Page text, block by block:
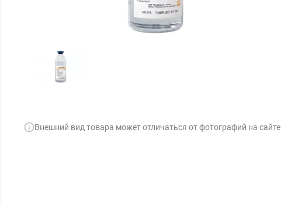
Внешний вид товара может отличаться от фотографий на сайте